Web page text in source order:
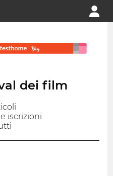
dei film
iscrizioni